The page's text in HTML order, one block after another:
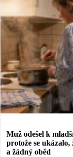
Muž odešel k
protože se
a žádný oběd